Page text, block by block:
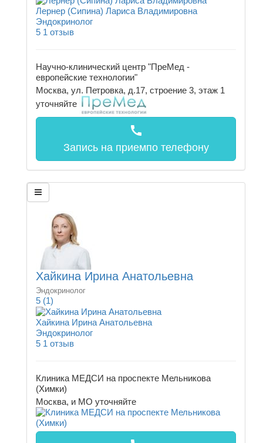
Лернер (Сипина) Лариса Владимировна
Эндокринолог
5 1 отзыв
Научно-клинический центр "ПреМед -
европейские технологии"
Москва, ул. Петровка, д.17, строение 3, этаж 1
уточняйте
call
Запись на приемпо телефону
Хайкина Ирина Анатольевна
Эндокринолог
5 (1)
Хайкина Ирина Анатольевна
Эндокринолог
5 1 отзыв
Клиника МЕДСИ на проспекте Мельникова
(Химки)
Москва, и МО уточняйте